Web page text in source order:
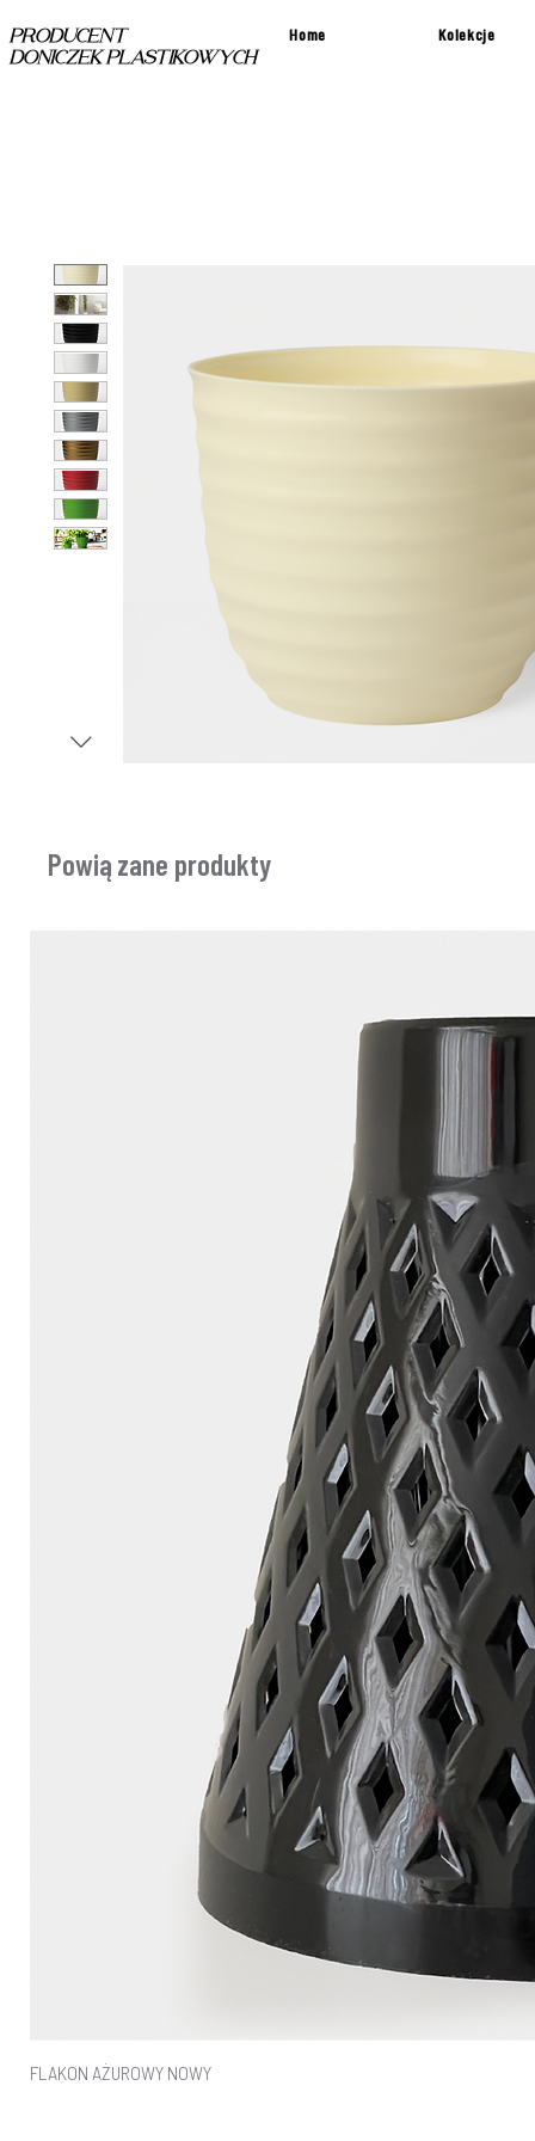
Home Kolekcje
PRODUCENT
DONICZEK PLASTIKOWYCH
Powiązane produkty
FLAKON AŻUROWY NOWY